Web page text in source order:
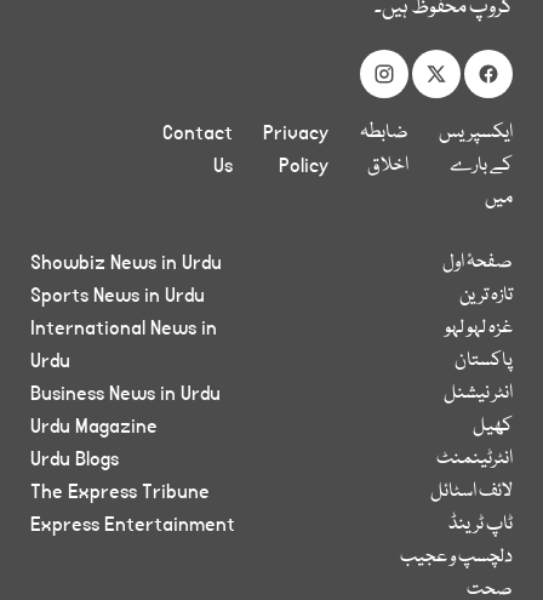
گروپ محفوظ ہیں۔
ایکسپریس
کے بارے
میں
ضابطہ
اخلاق
Privacy
Policy
Contact
Us
صفحۂ اول
تازہ ترین
غزہ لہو لہو
پاکستان
انٹر نیشنل
کھیل
انٹرٹینمنٹ
لائف اسٹائل
ٹاپ ٹرینڈ
دلچسپ و عجیب
صحت
Showbiz News in Urdu
Sports News in Urdu
International News in
Urdu
Business News in Urdu
Urdu Magazine
Urdu Blogs
The Express Tribune
Express Entertainment